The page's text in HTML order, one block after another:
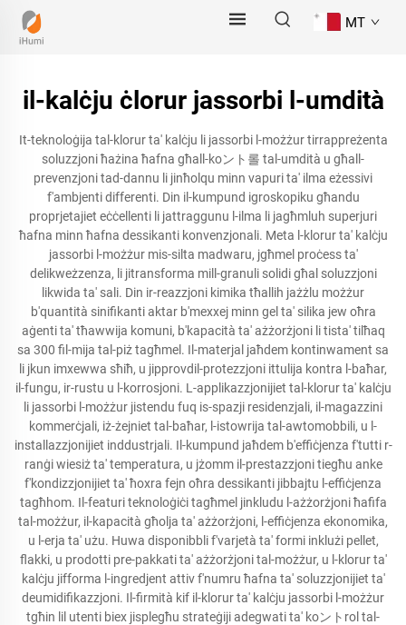
MT
il-kalċju ċlorur jassorbi l-umdità
It-teknoloġija tal-klorur ta' kalċju li jassorbi l-możżur tirrappreżenta
soluzzjoni ħażina ħafna għall-koント롤 tal-umdità u għall-
prevenzjoni tad-dannu li jinħolqu minn vapuri ta' ilma eżessivi
f'ambjenti differenti. Din il-kumpund igroskopiku għandu
proprjetajiet eċċellenti li jattraggunu l-ilma li jagħmluh superjuri
ħafna minn ħafna dessikanti konvenzjonali. Meta l-klorur ta' kalċju
jassorbi l-możżur mis-silta madwaru, jgħmel proċess ta'
delikweżzenza, li jitransforma mill-granuli solidi għal soluzzjoni
likwida ta' sali. Din ir-reazzjoni kimika tħallih jażżlu możżur
b'quantità sinifikanti aktar b'mexxej minn gel ta' silika jew oħra
aġenti ta' tħawwija komuni, b'kapacità ta' ażżorżjoni li tista' tilħaq
sa 300 fil-mija tal-piż tagħmel. Il-materjal jaħdem kontinwament sa
li jkun imxewwa sħiħ, u jipprovdil-protezzjoni ittulija kontra l-baħar,
il-fungu, ir-rustu u l-korrosjoni. L-applikazzjonijiet tal-klorur ta' kalċju
li jassorbi l-możżur jistendu fuq is-spazji residenzjali, il-magazzini
kommerċjali, iż-żejniet tal-baħar, l-istowrija tal-awtomobbili, u l-
installazzjonijiet inddustrjali. Il-kumpund jaħdem b'effiċjenza f'tutti r-
ranġi wiesiż ta' temperatura, u jżomm il-prestazzjoni tiegħu anke
f'kondizzjonijiet ta' ħoxra fejn oħra dessikanti jibbajtu l-effiċjenza
tagħhom. Il-featuri teknoloġiċi tagħmel jinkludu l-ażżorżjoni ħafifa
tal-możżur, il-kapacità għolja ta' ażżorżjoni, l-effiċjenza ekonomika,
u l-erja ta' użu. Huwa disponibbli f'varjetà ta' formi inklużi pellet,
flakki, u prodotti pre-pakkati ta' ażżorżjoni tal-możżur, u l-klorur ta'
kalċju jifforma l-ingredjent attiv f'numru ħafna ta' soluzzjonijiet ta'
deumidifikazzjoni. Il-firmità kif il-klorur ta' kalċju jassorbi l-możżur
tgħin lil utenti biex jisplegħu strateġiji adegwati ta' koントrol tal-